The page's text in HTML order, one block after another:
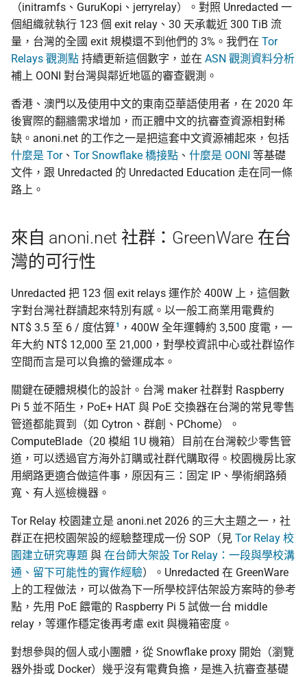
（initramfs、GuruKopi、jerryrelay）。對照 Unredacted 一
個組織就執行 123 個 exit relay、30 天承載近 300 TiB 流
量，台灣的全國 exit 規模還不到他們的 3%。我們在 Tor
Relays 觀測點 持續更新這個數字，並在 ASN 觀測資料分析
補上 OONI 對台灣與鄰近地區的審查觀測。
香港、澳門以及使用中文的東南亞華語使用者，在 2020 年
後實際的翻牆需求增加，而正體中文的抗審查資源相對稀
缺。anoni.net 的工作之一是把這套中文資源補起來，包括
什麼是 Tor、 Tor Snowflake 橋接點 、 什麼是 OONI 等基礎
文件，跟 Unredacted 的 Unredacted Education 走在同一條
路上。
來自 anoni.net 社群：GreenWare 在台
灣的可行性
Unredacted 把 123 個 exit relays 運作於 400W 上，這個數
字對台灣社群讀起來特別有感。以一般工商業用電費約
NT$ 3.5 至 6 / 度估算1
，400W 全年運轉約 3,500 度電，一
年大約 NT$ 12,000 至 21,000，對學校資訊中心或社群協作
空間而言是可以負擔的營運成本。
關鍵在硬體規模化的設計。台灣 maker 社群對 Raspberry
Pi 5 並不陌生，PoE+ HAT 與 PoE 交換器在台灣的常見零售
管道都能買到（如 Cytron、群創、PChome）。
ComputeBlade（20 模組 1U 機箱）目前在台灣較少零售管
道，可以透過官方海外訂購或社群代購取得。校園機房比家
用網路更適合做這件事，原因有三：固定 IP、學術網路頻
寬、有人巡檢機器。
Tor Relay 校園建立是 anoni.net 2026 的三大主題之一，社
群正在把校園架設的經驗整理成一份 SOP（見 Tor Relay 校
園建立研究專題 與 在台師大架設 Tor Relay：一段與學校溝
通、留下可能性的實作經驗）。Unredacted 在 GreenWare
上的工程做法，可以做為下一所學校評估架設方案時的參考
點，先用 PoE 餵電的 Raspberry Pi 5 試做一台 middle
relay，等運作穩定後再考慮 exit 與機箱密度。
對想參與的個人或小團體，從 Snowflake proxy 開始（瀏覽
器外掛或 Docker）幾乎沒有電費負擔，是進入抗審查基礎